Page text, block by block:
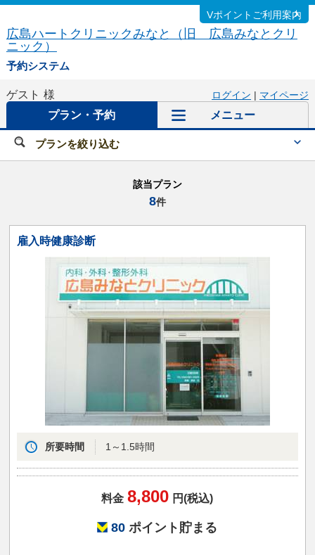
広島ハートクリニックみなと（旧 広島みなとクリ
ニック）
予約システム
Vポイントご利用案内
ゲスト 様 ログイン | マイページ
プラン・予約 メニュー
プランを絞り込む
該当プラン
8件
雇入時健康診断
所要時間 1～1.5時間
料金 8,800 円(税込)
80 ポイント貯まる